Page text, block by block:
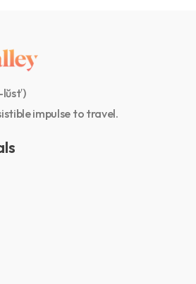
impulse to travel.